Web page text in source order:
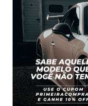
Especificações
Material: Metal,
Medidas:
Escala: 1:18.